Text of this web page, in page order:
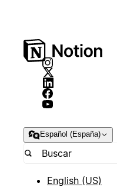
Español (España)
English (US)